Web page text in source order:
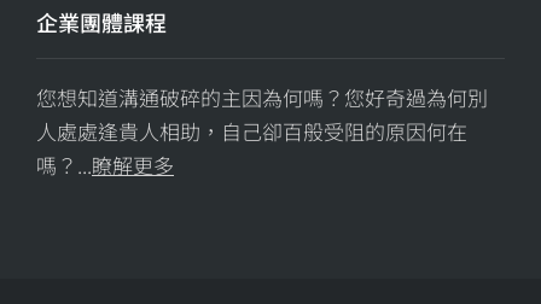
企業團體課程
您想知道溝通破碎的主因為何嗎？您好奇過為何別
人處處逢貴人相助，自己卻百般受阻的原因何在
嗎？...瞭解更多